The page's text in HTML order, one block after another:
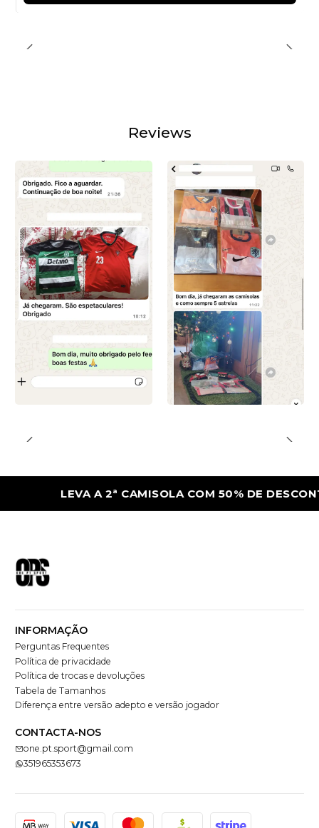
Reviews
LEVA A 2ª CAMISOLA COM 50% DE DESCONTO
INFORMAÇÃO
Perguntas Frequentes
Política de privacidade
Política de trocas e devoluções
Tabela de Tamanhos
Diferença entre versão adepto e versão jogador
CONTACTA-NOS
one.pt.sport@gmail.com
351965353673